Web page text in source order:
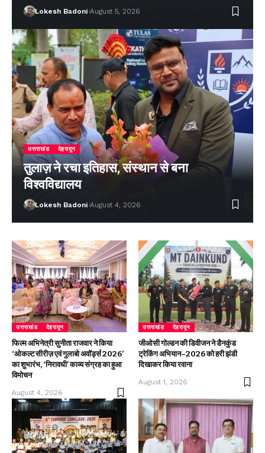
Lokesh Badoni August 5, 2026
उत्तराखंड देहरादून
तुलाज़ ने रचा इतिहास, संस्थान से बना
विश्वविद्यालय
Lokesh Badoni August 4, 2026
उत्तराखंड देहरादून
फिल्म अभिनेत्री सुनीता राजवार ने किया
‘ओकल्ट सीरीज़ एवं गुलाबो अवॉर्ड्स 2026’
का शुभारंभ, ‘निरावधी’ काव्य संग्रह का हुआ
विमोचन
August 4, 2026
उत्तराखंड देहरादून
जीओसी गोल्डन की डिवीजन ने डैनकुंड
ट्रेकिंग अभियान–2026 को हरी झंडी
दिखाकर किया रवाना
August 1, 2026